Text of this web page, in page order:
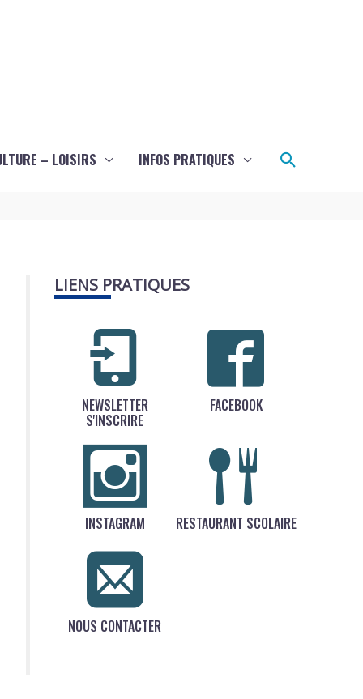
– LOISIRS INFOS PRATIQUES
LIENS PRATIQUES
NEWSLETTER
S'INSCRIRE
FACEBOOK
INSTAGRAM RESTAURANT SCOLAIRE
NOUS CONTACTER